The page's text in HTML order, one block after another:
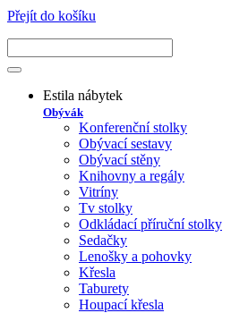
Přejít do košíku
Estila nábytek
Obývák
Konferenční stolky
Obývací sestavy
Obývací stěny
Knihovny a regály
Vitríny
Tv stolky
Odkládací příruční stolky
Sedačky
Lenošky a pohovky
Křesla
Taburety
Houpací křesla